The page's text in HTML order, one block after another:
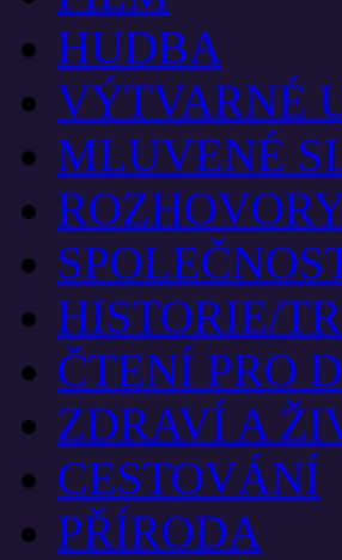
HUDBA
VÝTVARNÉ
MLUVENÉ
HISTORIE/
ČTENÍ PRO
ZDRAVÍ A
CESTOVÁNÍ
PŘÍRODA